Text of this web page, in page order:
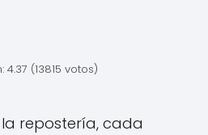
(13815 votos)
la repostería, cada